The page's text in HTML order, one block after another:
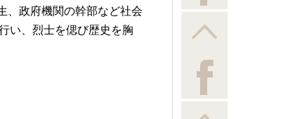
、政府機関の幹部など社会
い、烈士を偲び歴史を胸